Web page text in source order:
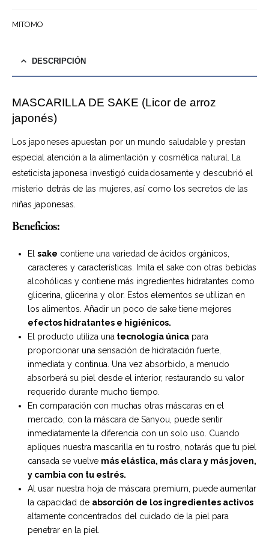
MITOMO
DESCRIPCIÓN
MASCARILLA DE SAKE (Licor de arroz
japonés)
Los japoneses apuestan por un mundo saludable y prestan
especial atención a la alimentación y cosmética natural. La
esteticista japonesa investigó cuidadosamente y descubrió el
misterio detrás de las mujeres, así como los secretos de las
niñas japonesas.
Beneficios:
El sake contiene una variedad de ácidos orgánicos,
caracteres y características. Imita el sake con otras bebidas
alcohólicas y contiene más ingredientes hidratantes como
glicerina, glicerina y olor. Estos elementos se utilizan en
los alimentos. Añadir un poco de sake tiene mejores
efectos hidratantes e higiénicos.
El producto utiliza una tecnología única para
proporcionar una sensación de hidratación fuerte,
inmediata y continua. Una vez absorbido, a menudo
absorberá su piel desde el interior, restaurando su valor
requerido durante mucho tiempo.
En comparación con muchas otras máscaras en el
mercado, con la máscara de Sanyou, puede sentir
inmediatamente la diferencia con un solo uso. Cuando
apliques nuestra mascarilla en tu rostro, notarás que tu piel
cansada se vuelve más elástica, más clara y más joven,
y cambia con tu estrés.
Al usar nuestra hoja de máscara premium, puede aumentar
la capacidad de absorción de los ingredientes activos
altamente concentrados del cuidado de la piel para
penetrar en la piel.